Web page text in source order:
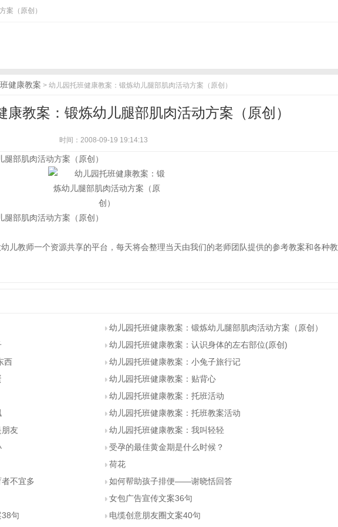
案（原创）
健康教案 > 幼儿园托班健康教案：锻炼幼儿腿部肌肉活动方案（原创）
康教案：锻炼幼儿腿部肌肉活动方案（原创）
时间：2008-09-19 19:14:13
部肌肉活动方案（原创）
部肌肉活动方案（原创）
儿教师一个资源共享的平台，每天将会整理当天由我们的老师团队提供的参考教案和各种教
幼儿园托班健康教案：锻炼幼儿腿部肌肉活动方案（原创）
幼儿园托班健康教案：认识身体的左右部位(原创)
西
幼儿园托班健康教案：小兔子旅行记
幼儿园托班健康教案：贴背心
幼儿园托班健康教案：托班活动
幼儿园托班健康教案：托班教案活动
朋友
幼儿园托班健康教案：我叫轻轻
受孕的最佳黄金期是什么时候？
荷花
不宜多
如何帮助孩子排便――谢晓恬回答
女包广告宣传文案36句
句
电缆创意朋友圈文案40句